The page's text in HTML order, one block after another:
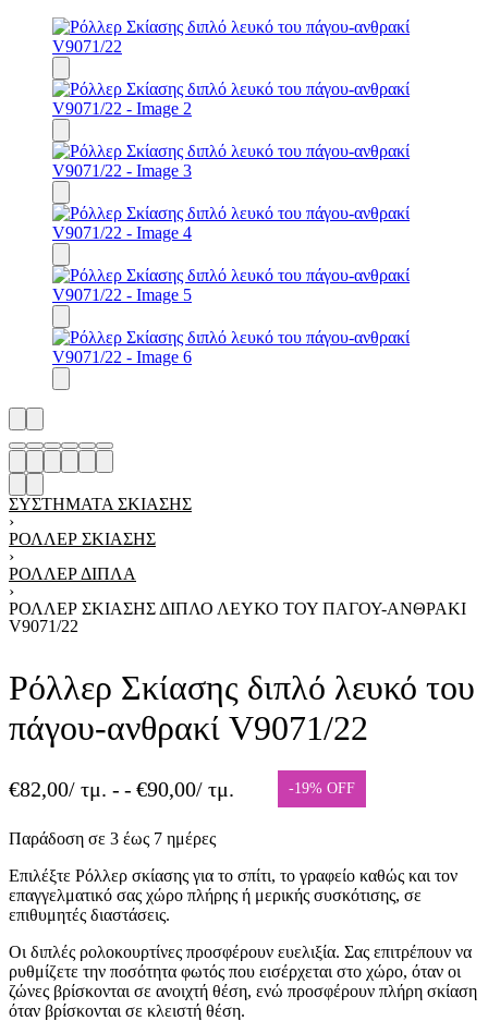
ΣΥΣΤΉΜΑΤΑ ΣΚΊΑΣΗΣ
›
ΡΌΛΛΕΡ ΣΚΊΑΣΗΣ
›
ΡΌΛΛΕΡ ΔΙΠΛΆ
›
ΡΌΛΛΕΡ ΣΚΊΑΣΗΣ ΔΙΠΛΌ ΛΕΥΚΌ ΤΟΥ ΠΆΓΟΥ-ΑΝΘΡΑΚΊ
V9071/22
Ρόλλερ Σκίασης διπλό λευκό του
πάγου-ανθρακί V9071/22
€82,00/ τμ. - €90,00/ τμ. -19% OFF
Παράδοση σε 3 έως 7 ημέρες
Επιλέξτε Ρόλλερ σκίασης για το σπίτι, το γραφείο καθώς και τον
επαγγελματικό σας χώρο πλήρης ή μερικής συσκότισης, σε
επιθυμητές διαστάσεις.
Οι διπλές ρολοκουρτίνες προσφέρουν ευελιξία. Σας επιτρέπουν να
ρυθμίζετε την ποσότητα φωτός που εισέρχεται στο χώρο, όταν οι
ζώνες βρίσκονται σε ανοιχτή θέση, ενώ προσφέρουν πλήρη σκίαση
όταν βρίσκονται σε κλειστή θέση.